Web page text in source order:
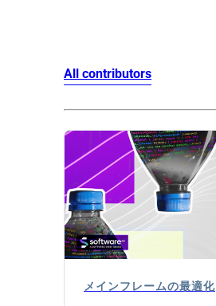
All contributors
メインフレームの最適化